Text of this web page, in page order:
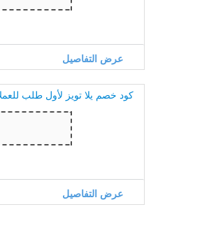
عرض التفاصيل
كود خصم يلا تويز لأول طلب
عرض التفاصيل